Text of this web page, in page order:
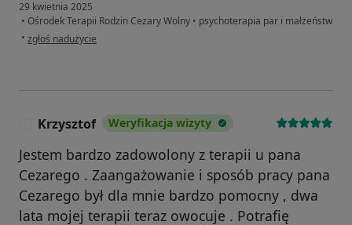
29 kwietnia 2025
• Ośrodek Terapii Rodzin Cezary Wolny • psychoterapia par i małżeństw
• w opinii użytkownika M.
zgłoś nadużycie
Krzysztof Weryfikacja wizyty
Jestem bardzo zadowolony z terapii u pana
Cezarego . Zaangażowanie i sposób pracy pana
Cezarego był dla mnie bardzo pomocny , dwa
lata mojej terapii teraz owocuje . Potrafię